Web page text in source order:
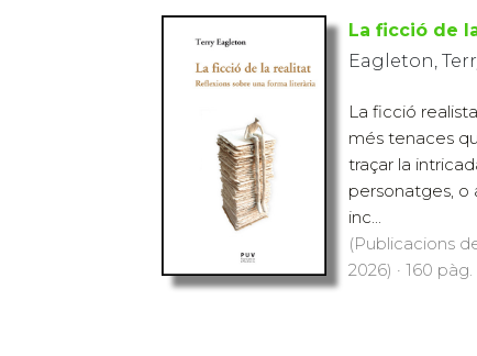
La ficció de
Eagleton,
La ficció
més tenaces
traçar la
personatges, o
inc...
(Publicacions
2026) · 160 pàg.